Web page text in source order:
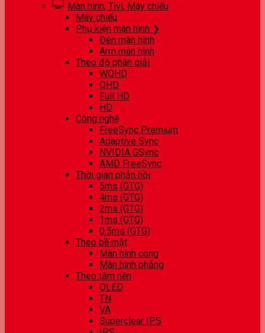
Màn hình, Tivi, Máy chiếu
Máy chiếu
Phụ kiện màn hình ❯
Đèn màn hình
Arm màn hình
Theo độ phân giải
WQHD
QHD
Full HD
HD
Công nghệ
FreeSync Premium
Adaptive Sync
NVIDIA GSync
AMD FreeSync
Thời gian phản hồi
5ms (GTG)
4ms (GTG)
2ms (GTG)
1ms (GTG)
0.5ms (GTG)
Theo bề mặt
Màn hình cong
Màn hình phẳng
Theo tấm nền
OLED
TN
VA
Superclear IPS